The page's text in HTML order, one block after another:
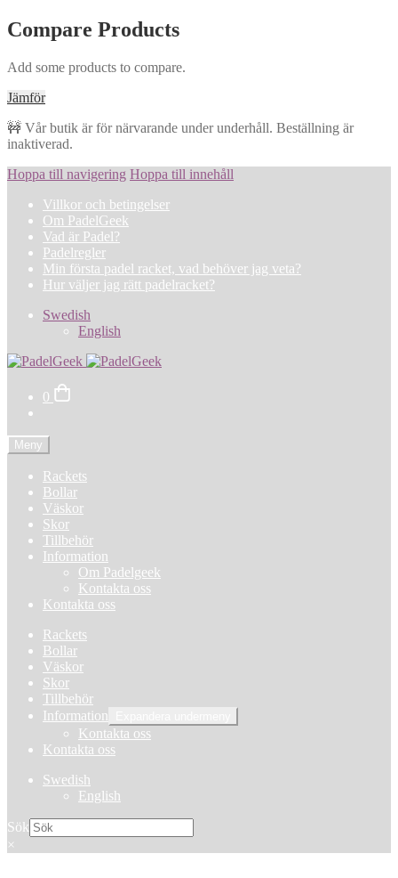
Compare Products
Add some products to compare.
Jämför
🚧 Vår butik är för närvarande under underhåll. Beställning är
inaktiverad.
Hoppa till navigering Hoppa till innehåll
Villkor och betingelser
Om PadelGeek
Vad är Padel?
Padelregler
Min första padel racket, vad behöver jag veta?
Hur väljer jag rätt padelracket?
Swedish
English
0
Meny
Rackets
Bollar
Väskor
Skor
Tillbehör
Information
Om Padelgeek
Kontakta oss
Kontakta oss
Rackets
Bollar
Väskor
Skor
Tillbehör
Information
Kontakta oss
Kontakta oss
Swedish
English
Sök
×